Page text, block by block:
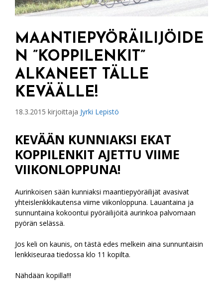
MAANTIEPYÖRÄILIJÖIDE
N ”KOPPILENKIT”
ALKANEET TÄLLE
KEVÄÄLLE!
18.3.2015 kirjoittaja Jyrki Lepistö
KEVÄÄN KUNNIAKSI EKAT
KOPPILENKIT AJETTU VIIME
VIIKONLOPPUNA!
Aurinkoisen sään kunniaksi maantiepyöräilijät avasivat
yhteislenkkikautensa viime viikonloppuna. Lauantaina ja
sunnuntaina kokoontui pyöräilijöitä aurinkoa palvomaan
pyörän selässä.
Jos keli on kaunis, on tästä edes melkein aina sunnuntaisin
lenkkiseuraa tiedossa klo 11 kopilta.
Nähdään kopilla!!!